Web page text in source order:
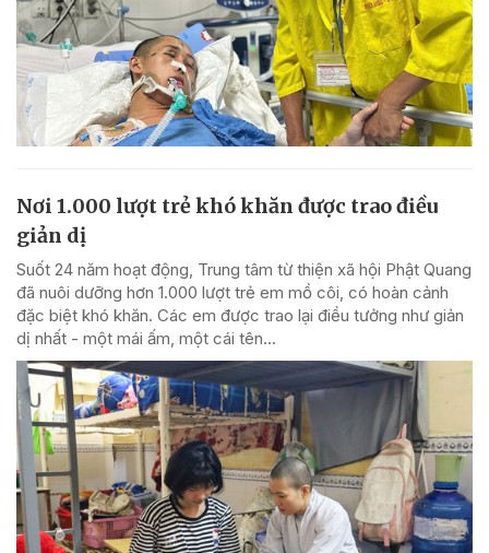
Nơi 1.000 lượt trẻ khó khăn được trao điều
giản dị
Suốt 24 năm hoạt động, Trung tâm từ thiện xã hội Phật Quang
đã nuôi dưỡng hơn 1.000 lượt trẻ em mồ côi, có hoàn cảnh
đặc biệt khó khăn. Các em được trao lại điều tưởng như giản
dị nhất - một mái ấm, một cái tên...